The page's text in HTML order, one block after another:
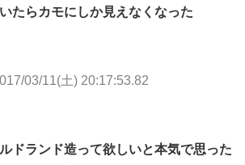
たらカモにしか見えなくなった
03/11(土) 20:17:53.82
ドランド造って欲しいと本気で思った